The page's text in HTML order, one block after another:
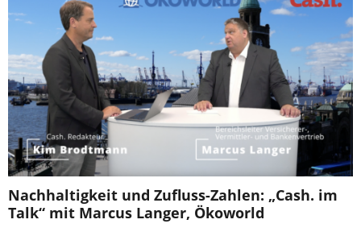
Nachhaltigkeit und Zufluss-Zahlen: „Cash. im
Talk“ mit Marcus Langer, Ökoworld